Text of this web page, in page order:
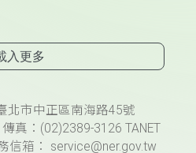
入更多
北市中正區南海路45號
真：(02)2389-3126 TANET
信箱： service@ner.gov.tw